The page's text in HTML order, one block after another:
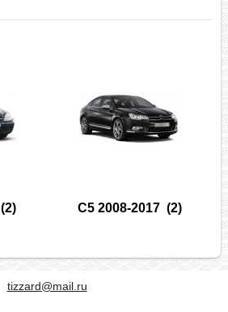
(2) C5 2008-2017(2)
tizzard@mail.ru